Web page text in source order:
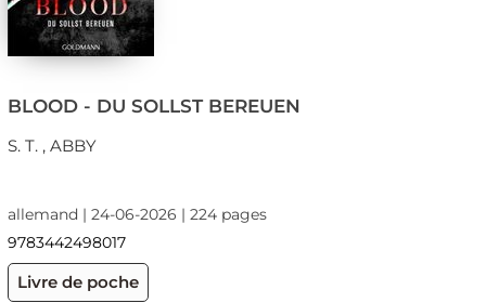
BLOOD - DU SOLLST BEREUEN
S. T. , ABBY
allemand | 24-06-2026 | 224 pages
9783442498017
Livre de poche